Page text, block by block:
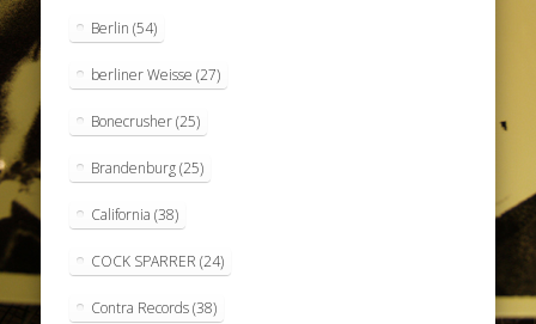
Berlin (54)
berliner Weisse (27)
Bonecrusher(25)
Brandenburg(25)
California (38)
COCK SPARRER (24)
Contra Records(38)